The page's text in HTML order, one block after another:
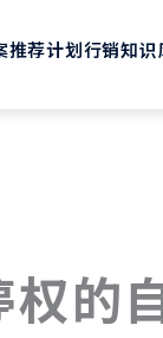
推荐计划行销知识
的